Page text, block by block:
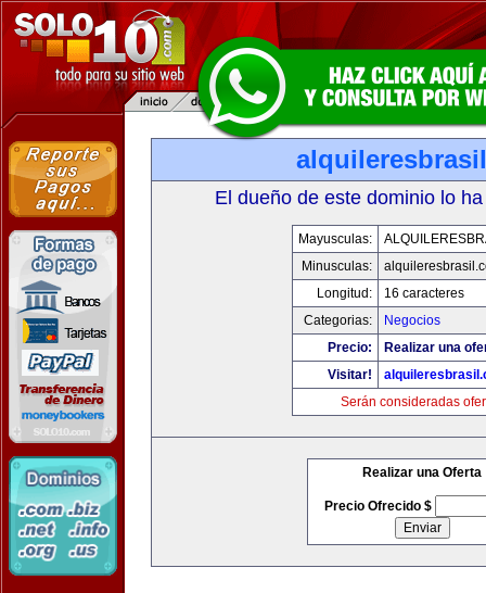
El dueño de este dominio lo
Mayusculas:
Minusculas:
Longitud:
16 caracteres
Categorias:
Negocios
Precio:
Realizar una
Visitar!
Serán consideradas
Realizar una Oferta
Precio Ofrecido $